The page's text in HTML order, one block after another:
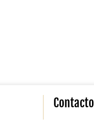
Contacto